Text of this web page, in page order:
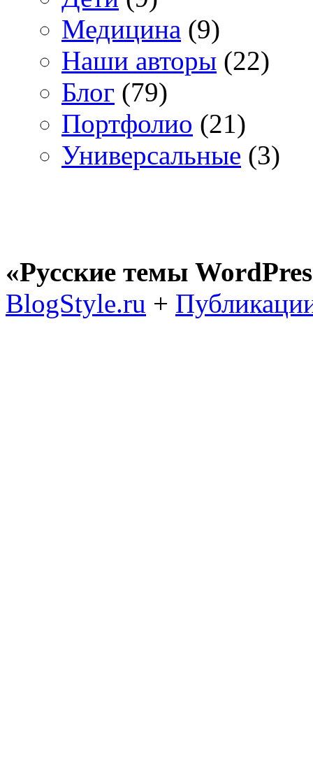
Медицина (9)
Наши авторы (22)
Блог (79)
Портфолио (21)
Универсальные (3)
«Русские темы
BlogStyle.ru +